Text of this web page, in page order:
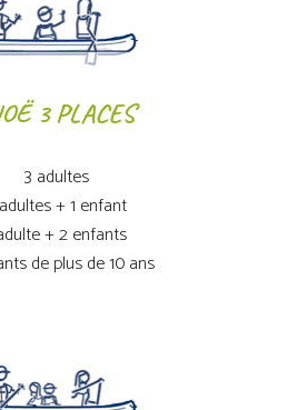
3 PLACES
3 adultes
+ 1 enfant
+ 2 enfants
de plus de 10 ans